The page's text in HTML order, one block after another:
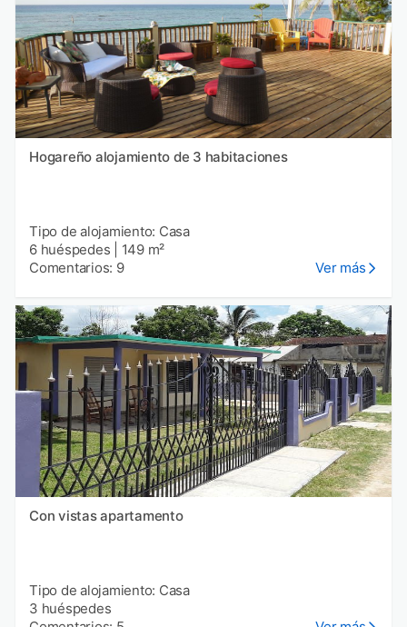
Hogareño alojamiento de 3 habitaciones
Tipo de alojamiento: Casa
6 huéspedes
149 m²
Comentarios: 9
Ver más
Con vistas apartamento
Tipo de alojamiento: Casa
3 huéspedes